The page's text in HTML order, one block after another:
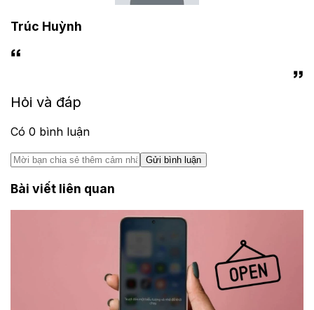
Trúc Huỳnh
Hỏi và đáp
Có 0 bình luận
Gửi bình luận
Bài viết liên quan